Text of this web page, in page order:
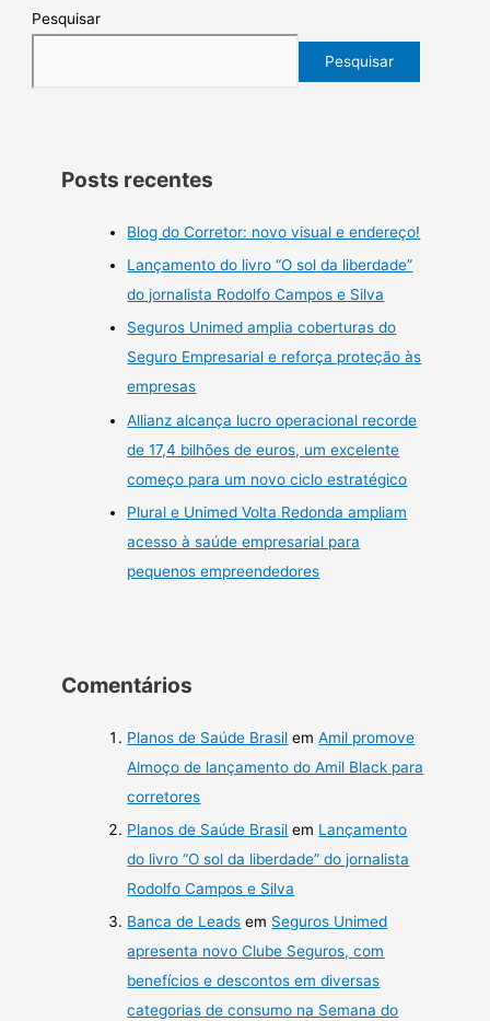
Pesquisar
Pesquisar
Posts recentes
Blog do Corretor: novo visual e endereço!
Lançamento do livro “O sol da liberdade”
do jornalista Rodolfo Campos e Silva
Seguros Unimed amplia coberturas do
Seguro Empresarial e reforça proteção às
empresas
Allianz alcança lucro operacional recorde
de 17,4 bilhões de euros, um excelente
começo para um novo ciclo estratégico
Plural e Unimed Volta Redonda ampliam
acesso à saúde empresarial para
pequenos empreendedores
Comentários
Planos de Saúde Brasil emAmil promove
Almoço de lançamento do Amil Black para
corretores
Planos de Saúde Brasil em Lançamento
do livro “O sol da liberdade” do jornalista
Rodolfo Campos e Silva
Banca de Leads em Seguros Unimed
apresenta novo Clube Seguros, com
benefícios e descontos em diversas
categorias de consumo na Semana do